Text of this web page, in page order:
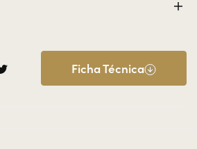
semi-mole, não prensada, com
Textura esponjosa e
Ficha Técnica